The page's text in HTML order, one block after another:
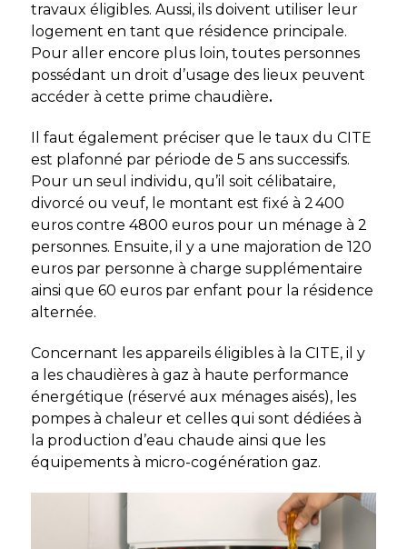
travaux éligibles. Aussi, ils doivent utiliser leur
logement en tant que résidence principale.
Pour aller encore plus loin, toutes personnes
possédant un droit d’usage des lieux peuvent
accéder à cette prime chaudière.
Il faut également préciser que le taux du CITE
est plafonné par période de 5 ans successifs.
Pour un seul individu, qu’il soit célibataire,
divorcé ou veuf, le montant est fixé à 2 400
euros contre 4800 euros pour un ménage à 2
personnes. Ensuite, il y a une majoration de 120
euros par personne à charge supplémentaire
ainsi que 60 euros par enfant pour la résidence
alternée.
Concernant les appareils éligibles à la CITE, il y
a les chaudières à gaz à haute performance
énergétique (réservé aux ménages aisés), les
pompes à chaleur et celles qui sont dédiées à
la production d’eau chaude ainsi que les
équipements à micro-cogénération gaz.